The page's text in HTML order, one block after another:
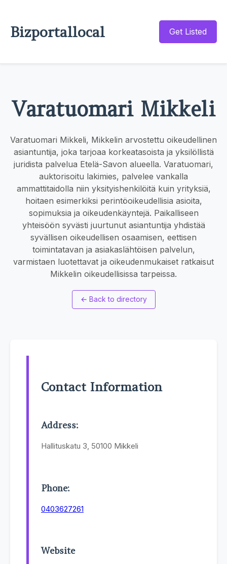
Bizportallocal Get Listed
Varatuomari Mikkeli
Varatuomari Mikkeli, Mikkelin arvostettu oikeudellinen
asiantuntija, joka tarjoaa korkeatasoista ja yksilöllistä
juridista palvelua Etelä-Savon alueella. Varatuomari,
auktorisoitu lakimies, palvelee vankalla
ammattitaidolla niin yksityishenkilöitä kuin yrityksiä,
hoitaen esimerkiksi perintöoikeudellisia asioita,
sopimuksia ja oikeudenkäyntejä. Paikalliseen
yhteisöön syvästi juurtunut asiantuntija yhdistää
syvällisen oikeudellisen osaamisen, eettisen
toimintatavan ja asiakaslähtöisen palvelun,
varmistaen luotettavat ja oikeudenmukaiset ratkaisut
Mikkelin oikeudellisissa tarpeissa.
← Back to directory
Contact Information
Address:
Hallituskatu 3, 50100 Mikkeli
Phone:
0403627261
Website